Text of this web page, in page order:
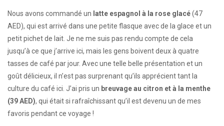
Nous avons commandé un latte espagnol à la rose glacé(47
AED), qui est arrivé dans une petite flasque avec de la glace et un
petit pichet de lait. Je ne me suis pas rendu compte de cela
jusqu’à ce que j’arrive ici, mais les gens boivent deux à quatre
tasses de café par jour. Avec une telle belle présentation et un
goût délicieux, il n’est pas surprenant qu’ils apprécient tant la
culture du café ici. J’ai pris un breuvage au citron et à la menthe
(39 AED), qui était si rafraîchissant qu’il est devenu un de mes
favoris pendant ce voyage !